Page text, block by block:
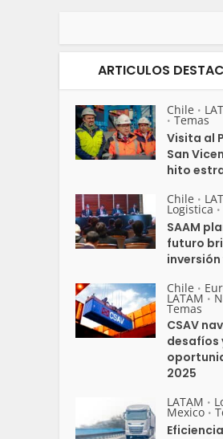
ARTICULOS
Chile •
• Temas
Visita al
San
hito
Chile •
Logistica •
SAAM
futuro
inversión
Chile •
LATAM •
Temas
CSAV
desafíos
2025
LATAM •
Mexico •
Eficiencia